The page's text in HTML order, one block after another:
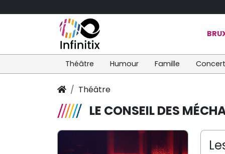
Théâtre Humour Famille Concert
Théâtre
LE CONSEIL DES